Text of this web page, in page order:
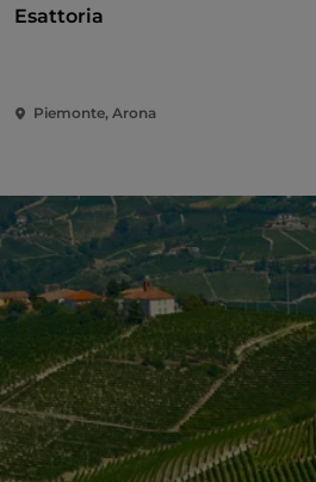
Esattoria
Piemonte, Arona